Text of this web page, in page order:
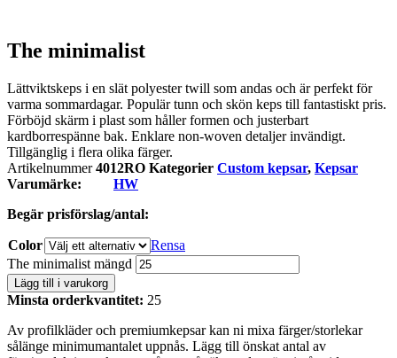
The minimalist
Lättviktskeps i en slät polyester twill som andas och är perfekt för
varma sommardagar. Populär tunn och skön keps till fantastiskt pris.
Förböjd skärm i plast som håller formen och justerbart
kardborrespänne bak. Enklare non-woven detaljer invändigt.
Tillgänglig i flera olika färger.
Artikelnummer4012RO Kategorier Custom kepsar, Kepsar
Varumärke:
HW
Begär prisförslag/antal:
Color
Rensa
The minimalist mängd
Lägg till i varukorg
Minsta orderkvantitet: 25
Av profilkläder och premiumkepsar kan ni mixa färger/storlekar
sålänge minimumantalet uppnås. Lägg till önskat antal av